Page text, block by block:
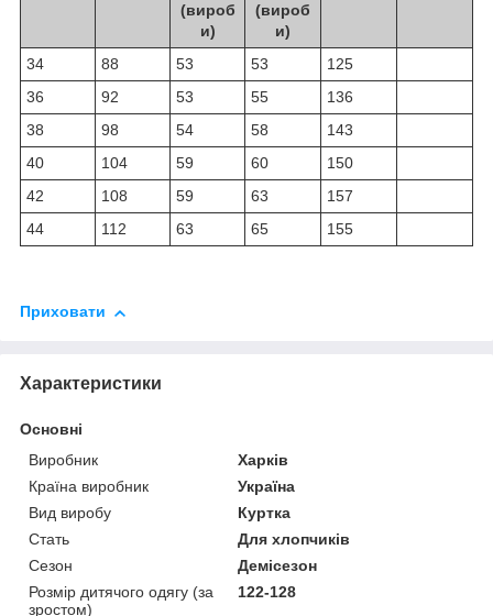
(вироб
и)
(вироб
и)
34 88 53 53
125
36
92 53 55
136
38
98 54 58
143
40
104 59 60
150
42
108 59 63
157
44
112 63 65 155
Приховати
Характеристики
Основні
Виробник
Харків
Країна виробник
Україна
Вид виробу
Куртка
Стать
Для хлопчиків
Сезон
Демісезон
Розмір дитячого одягу (за
зростом)
122-128